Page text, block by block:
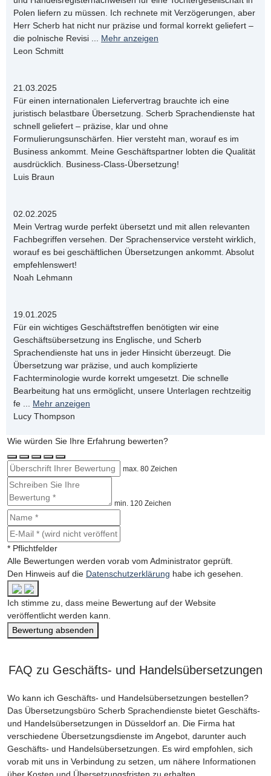
Polen liefern zu müssen. Ich rechnete mit Verzögerungen, aber
Herr Scherb hat nicht nur präzise und formal korrekt geliefert –
die polnische Revisi
Mehr anzeigen
Leon Schmitt
21.03.2025
Für einen internationalen Liefervertrag brauchte ich eine
juristisch belastbare Übersetzung. Scherb Sprachendienste hat
schnell geliefert – präzise, klar und ohne
Formulierungsunschärfen. Hier versteht man, worauf es im
Business ankommt. Meine Geschäftspartner lobten die Qualität
ausdrücklich. Business-Class-Übersetzung!
Luis Braun
02.02.2025
Mein Vertrag wurde perfekt übersetzt und mit allen relevanten
Fachbegriffen versehen. Der Sprachenservice versteht wirklich,
worauf es bei geschäftlichen Übersetzungen ankommt. Absolut
empfehlenswert!
Noah Lehmann
19.01.2025
Für ein wichtiges Geschäftstreffen benötigten wir eine
Geschäftsübersetzung ins Englische, und Scherb
Sprachendienste hat uns in jeder Hinsicht überzeugt. Die
Übersetzung war präzise, und auch komplizierte
Fachterminologie wurde korrekt umgesetzt. Die schnelle
Bearbeitung hat uns ermöglicht, unsere Unterlagen rechtzeitig
fe
Mehr anzeigen
Lucy Thompson
Wie würden Sie Ihre Erfahrung bewerten?
max. 80 Zeichen
min. 120 Zeichen
* Pflichtfelder
Alle Bewertungen werden vorab vom Administrator geprüft.
Den Hinweis auf die Datenschutzerklärung habe ich gesehen.
Ich stimme zu, dass meine Bewertung auf der Website
veröffentlicht werden kann.
Bewertung absenden
FAQ zu Geschäfts- und Handelsübersetzungen
Wo kann ich Geschäfts- und Handelsübersetzungen bestellen?
Das Übersetzungsbüro Scherb Sprachendienste bietet Geschäfts-
und Handelsübersetzungen in Düsseldorf an. Die Firma hat
verschiedene Übersetzungsdienste im Angebot, darunter auch
Geschäfts- und Handelsübersetzungen. Es wird empfohlen, sich
vorab mit uns in Verbindung zu setzen, um nähere Informationen